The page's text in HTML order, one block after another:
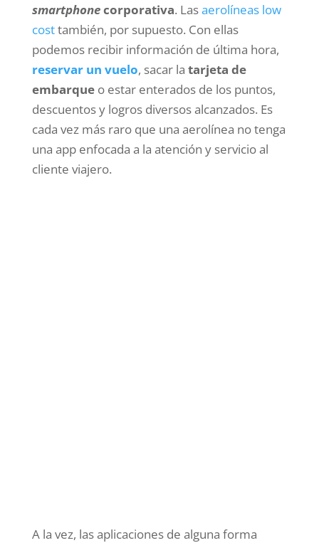
smartphonecorporativa. Lasaerolíneas low
costtambién, por supuesto. Con ellas
podemos recibir información de última hora,
reservar un vuelo, sacar la tarjeta de
embarqueo estar enterados de los puntos,
descuentos y logros diversos alcanzados. Es
cada vez más raro que una aerolínea no tenga
una app enfocada a la atención y servicio al
cliente viajero.
A la vez, las aplicaciones de alguna forma